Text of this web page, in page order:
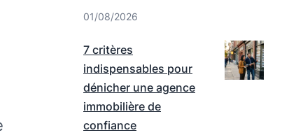
01/08/2026
7 critères
indispensables pour
dénicher une agence
immobilière de
confiance